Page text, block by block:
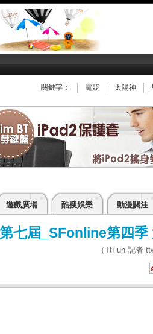
關鍵字： 電競 太陽神
遊戲廣場 酷搜娛樂 動漫關注
七屆_SFonline第四季
（TtFun 記者